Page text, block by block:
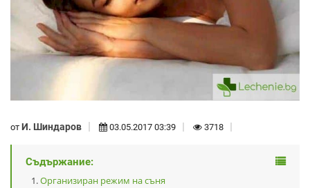
от И. Шиндаров 03.05.2017 03:39 3718
Съдържание:
Организиран режим на съня